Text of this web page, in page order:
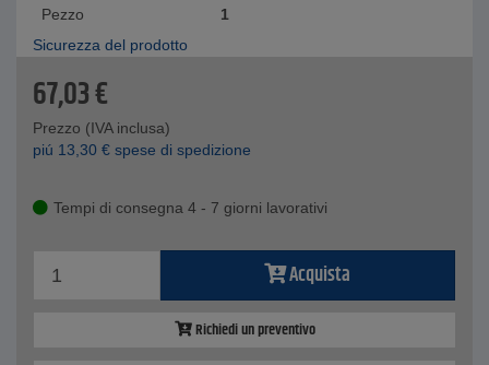
Pezzo
1
Sicurezza del prodotto
67,03€
Prezzo (IVA inclusa)
piú 13,30 € spese di spedizione
Tempi di consegna 4 - 7 giorni lavorativi
Acquista
Richiedi un preventivo